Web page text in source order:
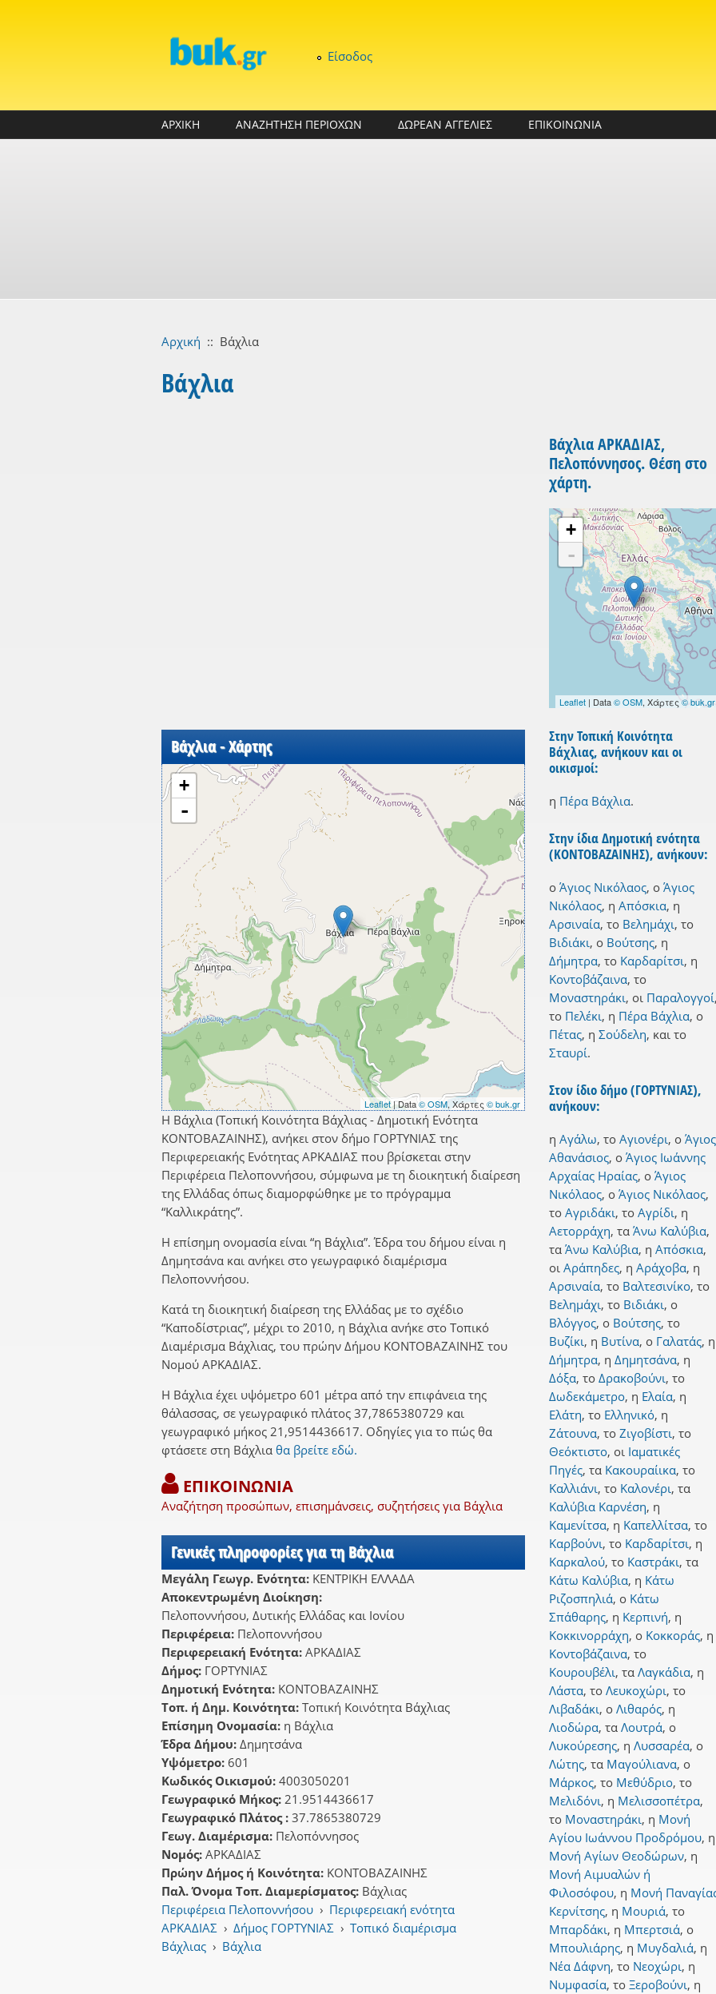
Είσοδος
ΑΡΧΙΚΗ ΑΝΑΖΗΤΗΣΗ ΠΕΡΙΟΧΩΝ ΔΩΡΕΑΝ ΑΓΓΕΛΙΕΣ ΕΠΙΚΟΙΝΩΝΙΑ
Αρχική :: Βάχλια
Βάχλια
Βάχλια - Χάρτης
+
-
Leaflet| Data© OSM, Χάρτες © buk.gr
Η Βάχλια (Τοπική Κοινότητα Βάχλιας - Δημοτική Ενότητα
ΚΟΝΤΟΒΑΖΑΙΝΗΣ), ανήκει στον δήμο ΓΟΡΤΥΝΙΑΣ της
Περιφερειακής Ενότητας ΑΡΚΑΔΙΑΣ που βρίσκεται στην
Περιφέρεια Πελοποννήσου, σύμφωνα με τη διοικητική διαίρεση
της Ελλάδας όπως διαμορφώθηκε με το πρόγραμμα
“Καλλικράτης”.
Η επίσημη ονομασία είναι “η Βάχλια”. Έδρα του δήμου είναι η
Δημητσάνα και ανήκει στο γεωγραφικό διαμέρισμα
Πελοποννήσου.
Κατά τη διοικητική διαίρεση της Ελλάδας με το σχέδιο
“Καποδίστριας”, μέχρι το 2010, η Βάχλια ανήκε στο Τοπικό
Διαμέρισμα Βάχλιας, του πρώην Δήμου ΚΟΝΤΟΒΑΖΑΙΝΗΣ του
Νομού ΑΡΚΑΔΙΑΣ.
Η Βάχλια έχει υψόμετρο 601 μέτρα από την επιφάνεια της
θάλασσας, σε γεωγραφικό πλάτος 37,7865380729 και
γεωγραφικό μήκος 21,9514436617. Οδηγίες για το πώς θα
φτάσετε στη Βάχλια θα βρείτε εδώ.
ΕΠΙΚΟΙΝΩΝΙΑ
Αναζήτηση προσώπων, επισημάνσεις, συζητήσεις για Βάχλια
Γενικές πληροφορίες για τη Βάχλια
Μεγάλη Γεωγρ. Ενότητα: ΚΕΝΤΡΙΚΗ ΕΛΛΑΔΑ
Αποκεντρωμένη Διοίκηση:
Πελοποννήσου, Δυτικής Ελλάδας και Ιονίου
Περιφέρεια: Πελοποννήσου
Περιφερειακή Ενότητα: ΑΡΚΑΔΙΑΣ
Δήμος: ΓΟΡΤΥΝΙΑΣ
Δημοτική Ενότητα: ΚΟΝΤΟΒΑΖΑΙΝΗΣ
Τοπ. ή Δημ. Κοινότητα: Τοπική Κοινότητα Βάχλιας
Επίσημη Ονομασία: η Βάχλια
Έδρα Δήμου: Δημητσάνα
Υψόμετρο: 601
Κωδικός Οικισμού: 4003050201
Γεωγραφικό Μήκος: 21.9514436617
Γεωγραφικό Πλάτος : 37.7865380729
Γεωγ. Διαμέρισμα: Πελοπόννησος
Νομός: ΑΡΚΑΔΙΑΣ
Πρώην Δήμος ή Κοινότητα: ΚΟΝΤΟΒΑΖΑΙΝΗΣ
Παλ. Όνομα Τοπ. Διαμερίσματος: Βάχλιας
Περιφέρεια Πελοποννήσου › Περιφερειακή ενότητα
ΑΡΚΑΔΙΑΣ › Δήμος ΓΟΡΤΥΝΙΑΣ › Τοπικό διαμέρισμα
Βάχλιας › Βάχλια
Βάχλια ΑΡΚΑΔΙΑΣ,
Πελοπόννησος. Θέση στο
χάρτη.
+
-
Leaflet| Data© OSM, Χάρτες © buk.gr
Στην Τοπική Κοινότητα
Βάχλιας, ανήκουν και οι
οικισμοί:
η Πέρα Βάχλια.
Στην ίδια Δημοτική ενότητα
(ΚΟΝΤΟΒΑΖΑΙΝΗΣ), ανήκουν:
ο Άγιος Νικόλαος, ο Άγιος
Νικόλαος, η Απόσκια, η
Αρσιναία, το Βελημάχι, το
Βιδιάκι, ο Βούτσης, η
Δήμητρα, το Καρδαρίτσι, η
Κοντοβάζαινα, το
Μοναστηράκι, οι Παραλογγοί
το Πελέκι, η Πέρα Βάχλια, ο
Πέτας, η Σούδελη, και το
Σταυρί.
Στον ίδιο δήμο (ΓΟΡΤΥΝΙΑΣ),
ανήκουν:
η Αγάλω, το Αγιονέρι, ο Άγιος
Αθανάσιος, ο Άγιος Ιωάννης
Αρχαίας Ηραίας, ο Άγιος
Νικόλαος, ο Άγιος Νικόλαος,
το Αγριδάκι, το Αγρίδι, η
Αετορράχη, τα Άνω Καλύβια,
τα Άνω Καλύβια, η Απόσκια,
οι Αράπηδες, η Αράχοβα, η
Αρσιναία, το Βαλτεσινίκο, το
Βελημάχι, το Βιδιάκι, ο
Βλόγγος, ο Βούτσης, το
Βυζίκι, η Βυτίνα, ο Γαλατάς, η
Δήμητρα, η Δημητσάνα, η
Δόξα, το Δρακοβούνι, το
Δωδεκάμετρο, η Ελαία, η
Ελάτη, το Ελληνικό, η
Ζάτουνα, το Ζιγοβίστι, το
Θεόκτιστο, οι Ιαματικές
Πηγές, τα Κακουραίικα, το
Καλλιάνι, το Καλονέρι, τα
Καλύβια Καρνέση, η
Καμενίτσα, η Καπελλίτσα, το
Καρβούνι, το Καρδαρίτσι, η
Καρκαλού, το Καστράκι, τα
Κάτω Καλύβια, η Κάτω
Ριζοσπηλιά, ο Κάτω
Σπάθαρης, η Κερπινή, η
Κοκκινορράχη, ο Κοκκοράς, η
Κοντοβάζαινα, το
Κουρουβέλι, τα Λαγκάδια, η
Λάστα, το Λευκοχώρι, το
Λιβαδάκι, ο Λιθαρός, η
Λιοδώρα, τα Λουτρά, ο
Λυκούρεσης, η Λυσσαρέα, ο
Λώτης, τα Μαγούλιανα, ο
Μάρκος, το Μεθύδριο, το
Μελιδόνι, η Μελισσοπέτρα,
το Μοναστηράκι, η Μονή
Αγίου Ιωάννου Προδρόμου, η
Μονή Αγίων Θεοδώρων, η
Μονή Αιμυαλών ή
Φιλοσόφου, η Μονή
Κερνίτσης, η Μουριά, το
Μπαρδάκι, η Μπερτσιά, ο
Μπουλιάρης, η Μυγδαλιά, η
Νέα Δάφνη, το Νεοχώρι, η
Νυμφασία, το Ξεροβούνι, η